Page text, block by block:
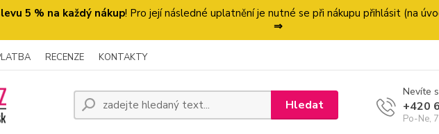
5 % na každý nákup! Pro její následné uplatnění je nutné se při nákupu přihlásit (na
⇒
RECENZE KONTAKTY
Hledat
Nevíte
+420
Po-Ne,